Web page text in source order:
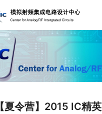
【夏令营】2015 IC精